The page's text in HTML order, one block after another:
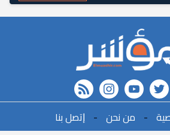
twitter
youtube
instagram
rss feed
- ﻣﻦ ﻧﺤﻦ - ﺇﺗﺼﻞ ﺑﻨﺎ